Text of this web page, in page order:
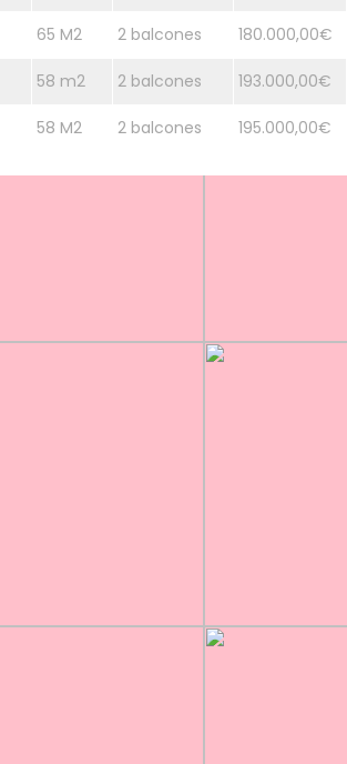
65 M2 2 balcones 180.000,00€
58 m2 2 balcones 193.000,00€
58 M2 2 balcones 195.000,00€